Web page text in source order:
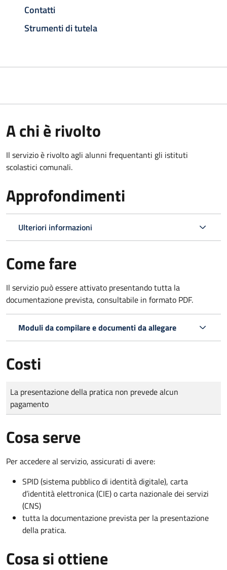
Contatti
Strumenti di tutela
A chi è rivolto
Il servizio è rivolto agli alunni frequentanti gli istituti
scolastici comunali.
Approfondimenti
Ulteriori informazioni
Come fare
Il servizio può essere attivato presentando tutta la
documentazione prevista, consultabile in formato PDF.
Moduli da compilare e documenti da allegare
Costi
Tipo di pagamento
Importo
La presentazione della pratica non prevede alcun
pagamento
Cosa serve
Per accedere al servizio, assicurati di avere:
SPID (sistema pubblico di identità digitale), carta
d’identità elettronica (CIE) o carta nazionale dei servizi
(CNS)
tutta la documentazione prevista per la presentazione
della pratica.
Cosa si ottiene